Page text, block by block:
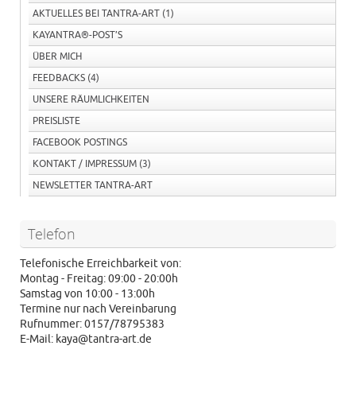
AKTUELLES BEI TANTRA-ART (1)
KAYANTRA®-POST’S
ÜBER MICH
FEEDBACKS (4)
UNSERE RÄUMLICHKEITEN
PREISLISTE
FACEBOOK POSTINGS
KONTAKT / IMPRESSUM (3)
NEWSLETTER TANTRA-ART
Telefon
Telefonische Erreichbarkeit von:
Montag - Freitag: 09:00 - 20:00h
Samstag von 10:00 - 13:00h
Termine nur nach Vereinbarung
Rufnummer: 0157/78795383
E-Mail: kaya@tantra-art.de